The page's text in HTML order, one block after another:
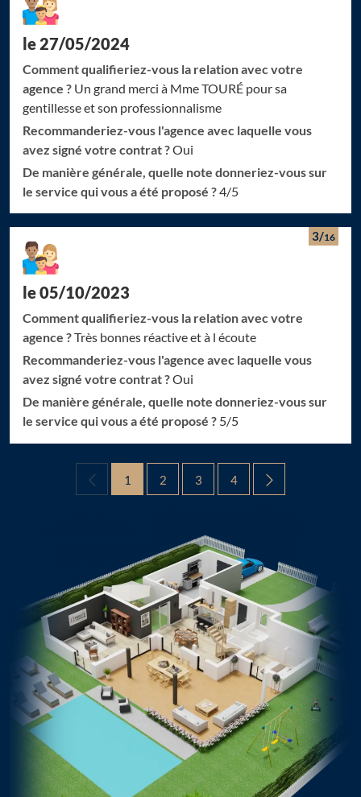
le 27/05/2024
Comment qualifieriez-vous la relation avec votre
agence ? Un grand merci à Mme TOURÉ pour sa
gentillesse et son professionnalisme
Recommanderiez-vous l'agence avec laquelle vous
avez signé votre contrat ?Oui
De manière générale, quelle note donneriez-vous sur
le service qui vous a été proposé ?4/5
3/16
le 05/10/2023
Comment qualifieriez-vous la relation avec votre
agence ?Très bonnes réactive et à l écoute
Recommanderiez-vous l'agence avec laquelle vous
avez signé votre contrat ?Oui
De manière générale, quelle note donneriez-vous sur
le service qui vous a été proposé ? 5/5
1 2 3 4